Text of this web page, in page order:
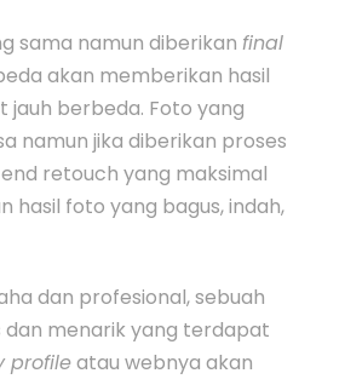
sama namun diberikan final
akan memberikan hasil
jauh berbeda. Foto yang
namun jika diberikan proses
retouch yang maksimal
hasil foto yang bagus, indah,
dan profesional, sebuah
dan menarik yang terdapat
profileatau webnya akan